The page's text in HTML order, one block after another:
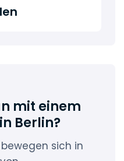
mit einem
Berlin?
sich in